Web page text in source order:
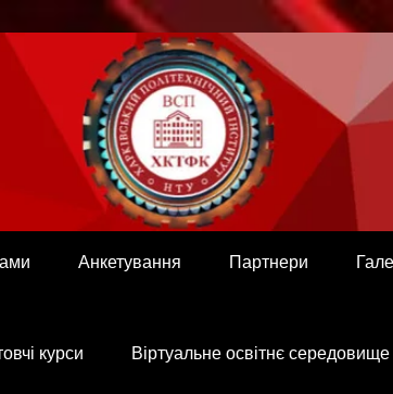
Анкетування Партнери
курси Віртуальне освітнє середовище